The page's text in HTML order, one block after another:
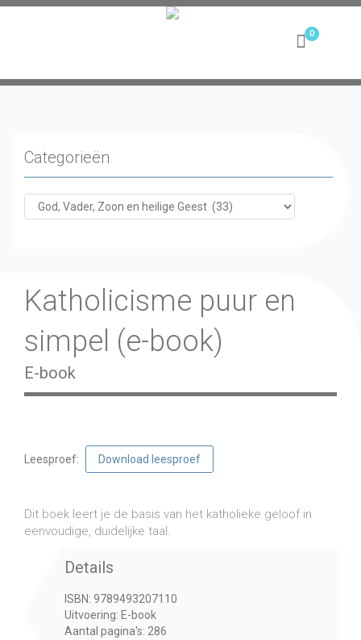
Categorieën
Katholicisme puur en
simpel (e-book)
E-book
Leesproef: Download leesproef
Dit boek leert je de basis van het katholieke geloof in
eenvoudige, duidelijke taal.
Details
ISBN: 9789493207110
Uitvoering: E-book
Aantal pagina's: 286